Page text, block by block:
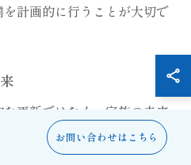
計画的に行うことが大切で
更新ではなく、家族の未来
。現代のお墓は、故人の記憶
役割を持っています。例え
お問い合わせはこちら